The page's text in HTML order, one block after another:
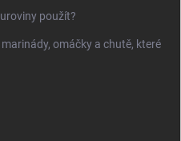
použít?
omáčky a chutě, které